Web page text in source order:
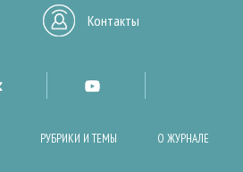
Контакты
РУБРИКИ И ТЕМЫ О ЖУРНАЛЕ